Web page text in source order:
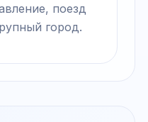
поезд
город.